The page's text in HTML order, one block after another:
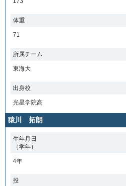
体重
71
所属チーム
東海大
出身校
光星学院高
猿川 拓朗
生年月日
（学年）
4年
投